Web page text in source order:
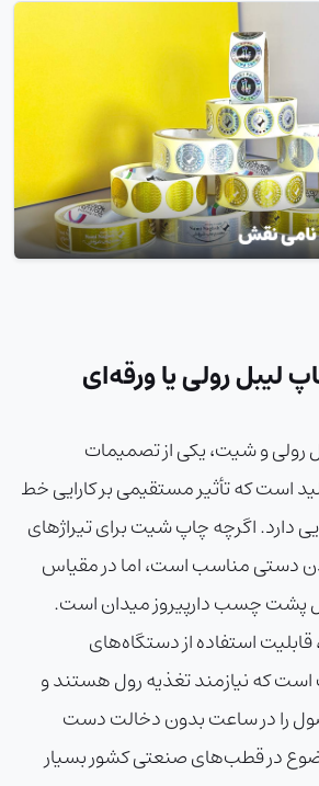
لیبل رولی یا ورقه‌ای
رولی و شیت، یکی از تصمیمات
است که تأثیر مستقیمی بر کارایی خط
دارد. اگرچه چاپ شیت برای تیراژهای
دستی مناسب است، اما در مقیاس
پشت چسب دارپیروز میدان است.
استفاده از دستگاه‌های
که نیازمند تغذیه رول هستند و
را در ساعت بدون دخالت دست
در قطب‌های صنعتی کشور بسیار